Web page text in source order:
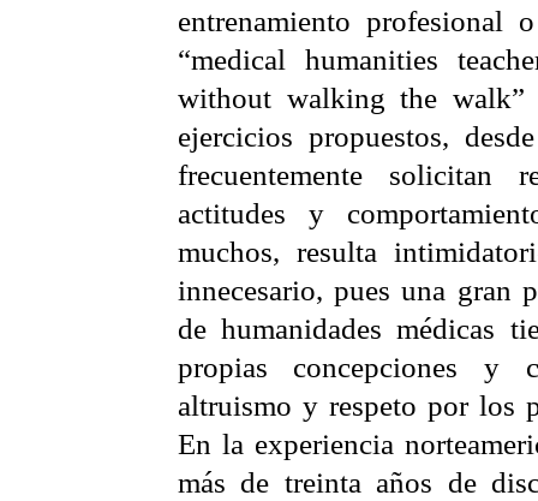
entrenamiento profesional
“medical humanities
without walking the walk”
ejercicios propuestos,
frecuentemente solicitan
actitudes y
muchos, resulta
innecesario, pues una gran
de humanidades médicas
propias concepciones y
altruismo y respeto por los
En la experiencia
más de treinta años de